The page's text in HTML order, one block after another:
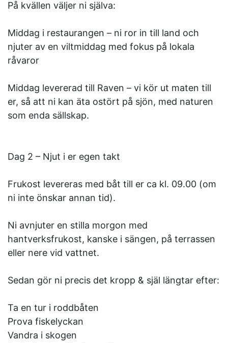
På kvällen väljer ni själva:
Middag i restaurangen – ni ror in till land och
njuter av en viltmiddag med fokus på lokala
råvaror
Middag levererad till Raven – vi kör ut maten till
er, så att ni kan äta ostört på sjön, med naturen
som enda sällskap.
Dag 2 – Njut i er egen takt
Frukost levereras med båt till er ca kl. 09.00 (om
ni inte önskar annan tid).
Ni avnjuter en stilla morgon med
hantverksfrukost, kanske i sängen, på terrassen
eller nere vid vattnet.
Sedan gör ni precis det kropp & själ längtar efter:
Ta en tur i roddbåten
Prova fiskelyckan
Vandra i skogen